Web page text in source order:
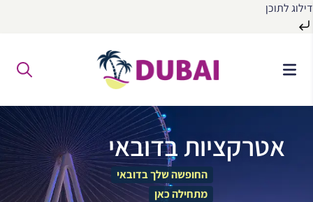
דילוג לתוכן
התוכן
אטרקציות בדובאי
החופשה שלך בדובאי
מתחילה כאן